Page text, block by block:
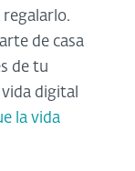
de casa
de tu
digital
la vida